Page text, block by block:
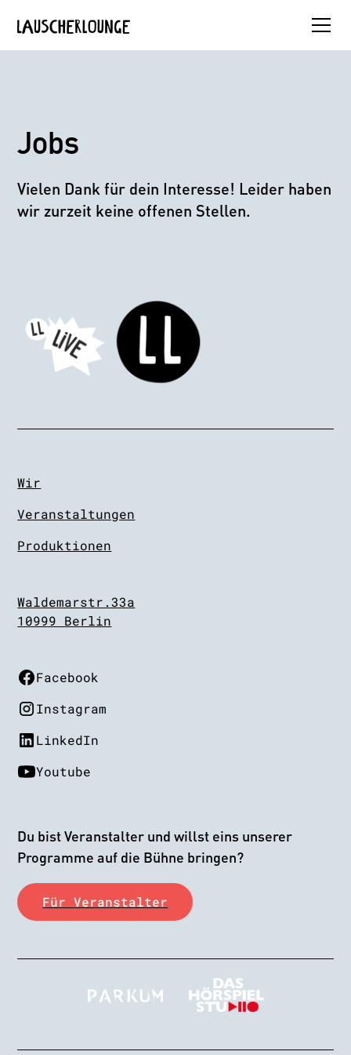
Jobs
Vielen Dank für dein Interesse! Leider haben
wir zurzeit keine offenen Stellen.
Wir
Veranstaltungen
Produktionen
Waldemarstr.33a
10999 Berlin
Facebook
Instagram
LinkedIn
Youtube
Du bist Veranstalter und willst eins unserer
Programme auf die Bühne bringen?
Für Veranstalter